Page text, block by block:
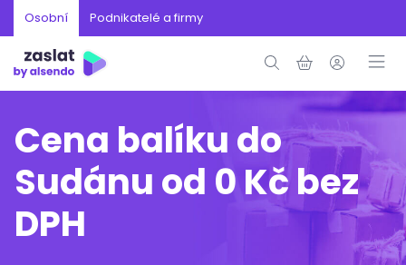
Osobní Podnikatelé a firmy
Cena balíku do
Sudánu od 0 Kč bez
DPH